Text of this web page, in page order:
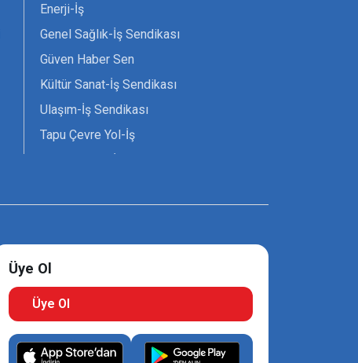
Enerji-İş
Genel Sağlık-İş Sendikası
Güven Haber Sen
Kültür Sanat-İş Sendikası
Ulaşım-İş Sendikası
Tapu Çevre Yol-İş
Uzman Diyanet - Sen
Üye Ol
Üye Ol